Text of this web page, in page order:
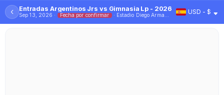
‹ Entradas Argentinos Jrs vs Gimnasia Lp - 2026
Sep 13, 2026 · Fecha por confirmar · Estadio Diego Armando Maradona USD - $